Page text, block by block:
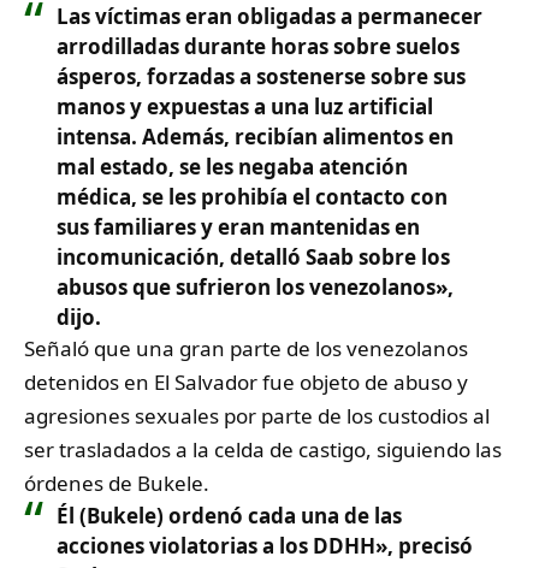
Las víctimas eran obligadas a permanecer
arrodilladas durante horas sobre suelos
ásperos, forzadas a sostenerse sobre sus
manos y expuestas a una luz artificial
intensa. Además, recibían alimentos en
mal estado, se les negaba atención
médica, se les prohibía el contacto con
sus familiares y eran mantenidas en
incomunicación, detalló Saab sobre los
abusos que sufrieron los venezolanos»,
dijo.
Señaló que una gran parte de los venezolanos
detenidos en El Salvador fue objeto de abuso y
agresiones sexuales por parte de los custodios al
ser trasladados a la celda de castigo, siguiendo las
órdenes de Bukele.
Él (Bukele) ordenó cada una de las
acciones violatorias a los DDHH», precisó